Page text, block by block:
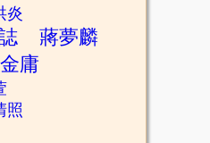
炎
蔣夢麟
金庸
照